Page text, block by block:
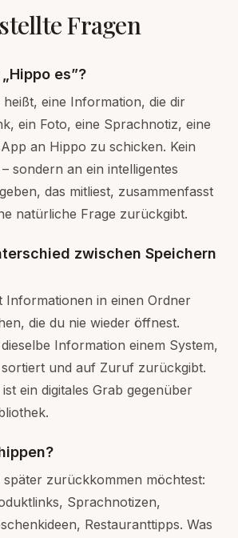
Fragen
es”?
eine Information, die dir
ein Foto, eine Sprachnotiz, eine
an Hippo zu schicken. Kein
sondern an ein intelligentes
das mitliest, zusammenfasst
natürliche Frage zurückgibt.
zwischen Speichern
Informationen in einen Ordner
die du nie wieder öffnest.
Information einem System,
und auf Zuruf zurückgibt.
ein digitales Grab gegenüber
zurückkommen möchtest:
Sprachnotizen,
Restauranttipps. Was